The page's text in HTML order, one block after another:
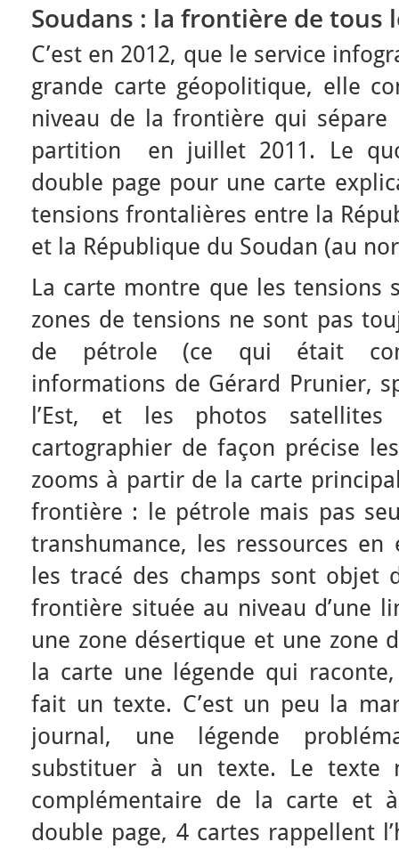
Soudans : la frontière de tous
C’est en 2012, que le service
grande carte géopolitique, elle
niveau de la frontière qui sépare
partition en juillet 2011. Le
double page pour une carte
tensions frontalières entre la
et la République du Soudan (au
La carte montre que les tensions
zones de tensions ne sont pas
de pétrole (ce qui était
informations de Gérard Prunier,
l’Est, et les photos
cartographier de façon précise
zooms à partir de la carte
frontière : le pétrole mais pas
transhumance, les ressources en
les tracé des champs sont objet
frontière située au niveau d’une
une zone désertique et une zone
la carte une légende qui
fait un texte. C’est un peu la
journal, une légende
substituer à un texte. Le texte
complémentaire de la carte et
double page, 4 cartes rappellent